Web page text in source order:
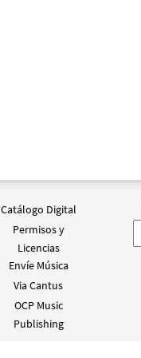
Catálogo Digital
Permisos y
Licencias
Envíe Música
Via Cantus
OCP Music
Publishing